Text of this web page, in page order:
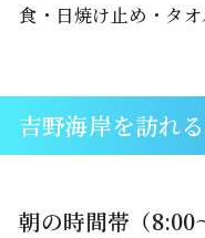
食・日焼け止め・タオ
吉野海岸を訪れ
朝の時間帯（8:00